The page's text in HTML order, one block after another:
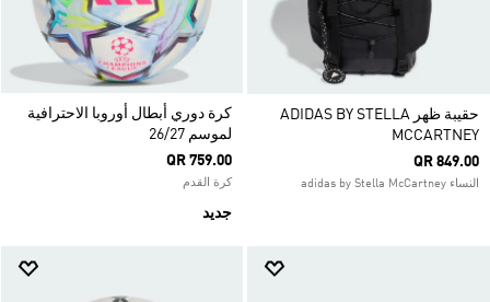
حقيبة ظهر ADIDAS BY STELLA
MCCARTNEY
QR 849.00
النساء adidas by Stella McCartney
كرة دوري أبطال أوروبا الاحترافية
لموسم 26/27
QR 759.00
كرة القدم
جديد